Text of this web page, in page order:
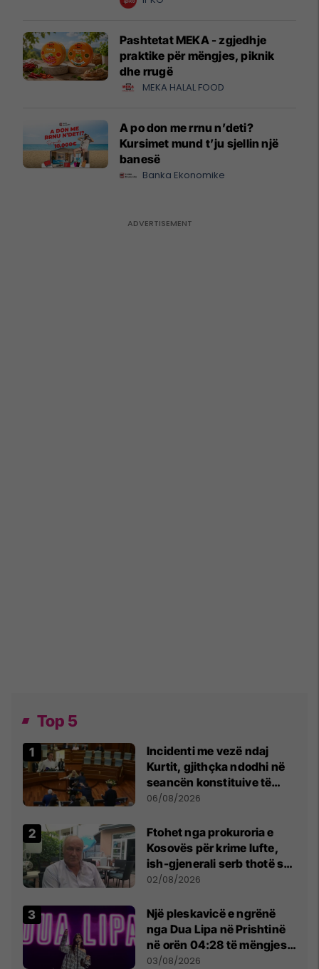
Pashtetat MEKA - zgjedhje
praktike për mëngjes, piknik
dhe rrugë
MEKA HALAL FOOD
A po don me rrnu n’deti?
Kursimet mund t’ju sjellin një
banesë
Banka Ekonomike
Top 5
Incidenti me vezë ndaj
Kurtit, gjithçka ndodhi në
seancën konstituive të
Kuvendit
06/08/2026
Ftohet nga prokuroria e
Kosovës për krime lufte,
ish-gjenerali serb thotë se
dikush e tradhtoi në
02/08/2026
Një pleskavicë e ngrënë
nga Dua Lipa në Prishtinë
në orën 04:28 të mëngjesit
- dhe bota digjitale serbe
03/08/2026